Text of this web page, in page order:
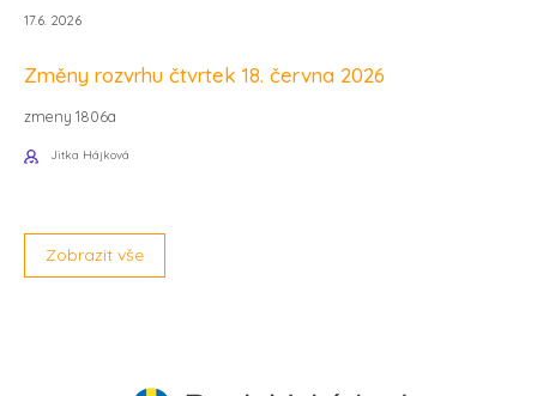
17.6. 2026
Změny rozvrhu čtvrtek 18. června 2026
zmeny 1806a
Jitka Hájková
Zobrazit vše